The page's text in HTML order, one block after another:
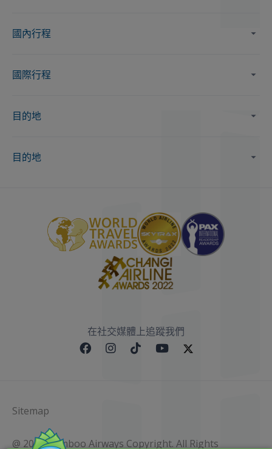
國內行程
國際行程
目的地
目的地
在社交媒體上追蹤我們
Sitemap
@ 2023 Bamboo Airways Copyright. All Rights